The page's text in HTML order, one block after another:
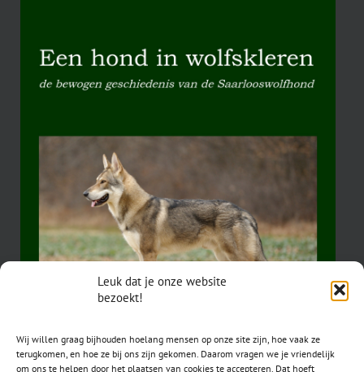
Leuk dat je onze website
bezoekt!
Wij willen graag bijhouden hoelang mensen op onze site zijn, hoe vaak ze
terugkomen, en hoe ze bij ons zijn gekomen. Daarom vragen we je vriendelijk
om ons te helpen door het plaatsen van cookies te accepteren. Dat hoeft